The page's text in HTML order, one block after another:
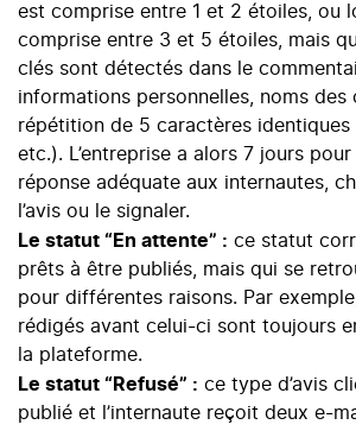
est comprise entre 1 et 2 étoiles, ou
comprise entre 3 et 5 étoiles, mais
clés sont détectés dans le
informations personnelles, noms des
répétition de 5 caractères identiques
etc.). L’entreprise a alors 7 jours
réponse adéquate aux internautes,
l’avis ou le signaler.
Le statut “En attente” : ce statut
prêts à être publiés, mais qui se
pour différentes raisons. Par
rédigés avant celui-ci sont toujours
la plateforme.
Le statut “Refusé” : ce type d’avis
publié et l’internaute reçoit deux e-